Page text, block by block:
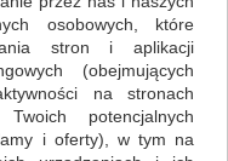
osobowych, które
stron i aplikacji
(obejmujących
na stronach
potencjalnych
i oferty), w tym na